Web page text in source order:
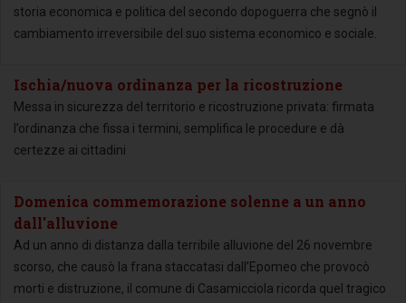
storia economica e politica del secondo dopoguerra che segnò il
cambiamento irreversibile del suo sistema economico e sociale.
Ischia/nuova ordinanza per la ricostruzione
Messa in sicurezza del territorio e ricostruzione privata: firmata
l’ordinanza che fissa i termini, semplifica le procedure e dà
certezze ai cittadini
Domenica commemorazione solenne a un anno
dall'alluvione
Ad un anno di distanza dalla terribile alluvione del 26 novembre
scorso, che causò la frana staccatasi dall’Epomeo che provocò
morti e distruzione, il comune di Casamicciola ricorda quel tragico